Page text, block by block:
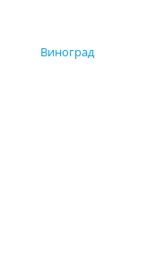
Виноград